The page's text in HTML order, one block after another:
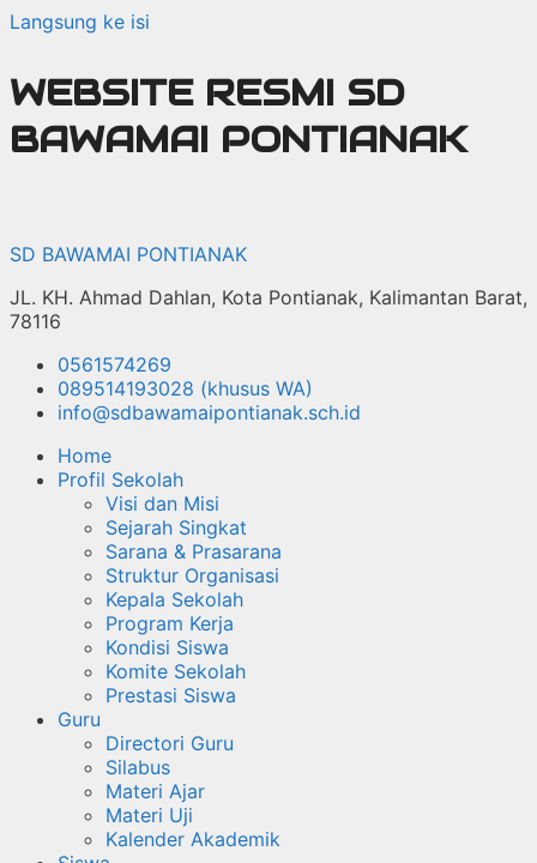
Langsung ke isi
WEBSITE RESMI SD
BAWAMAI PONTIANAK
SD BAWAMAI PONTIANAK
JL. KH. Ahmad Dahlan, Kota Pontianak, Kalimantan Barat,
78116
0561574269
089514193028 (khusus WA)
info@sdbawamaipontianak.sch.id
Home
Profil Sekolah
Visi dan Misi
Sejarah Singkat
Sarana & Prasarana
Struktur Organisasi
Kepala Sekolah
Program Kerja
Kondisi Siswa
Komite Sekolah
Prestasi Siswa
Guru
Directori Guru
Silabus
Materi Ajar
Materi Uji
Kalender Akademik